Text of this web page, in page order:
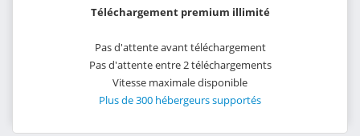
Téléchargement premium illimité
Pas d'attente avant téléchargement
Pas d'attente entre 2 téléchargements
Vitesse maximale disponible
Plus de 300 hébergeurs supportés